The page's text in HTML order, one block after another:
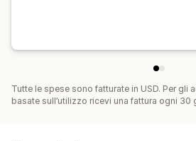
Tutte le spese sono fatturate in USD. Per gli
basate sull’utilizzo ricevi una fattura ogni 30